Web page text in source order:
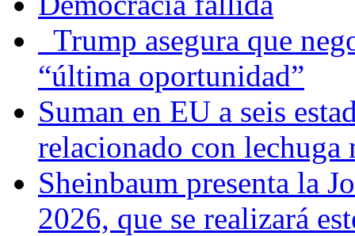
Trump asegura que
“última oportunidad”
Suman en EU a seis
relacionado con lechuga
Sheinbaum presenta la
2026, que se realizará